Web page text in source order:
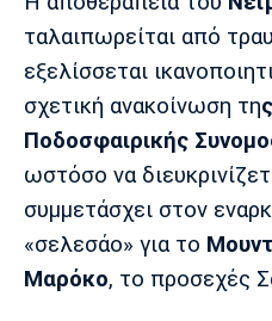
Πολιτισμός
Τραγούδια
Cine Spot
Running
Media
Παρασκήνιο
Πρόγραμμα TV
Ιωνικός
ταλαιπωρείται από
εξελίσσεται
σχετική ανακοίνωση τη
Ποδοσφαιρικής
ωστόσο να
συμμετάσχει στον
«σελεσάο» για το
Μαρόκο, το προσεχές